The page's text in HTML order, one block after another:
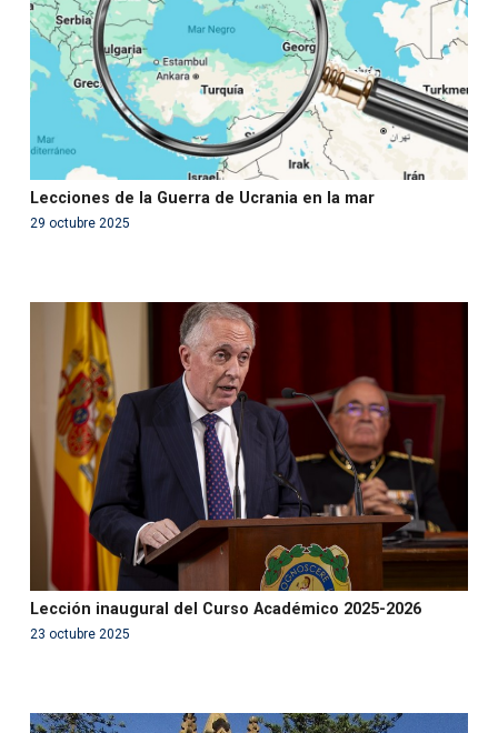
on line99
Lecciones de la Guerra de Ucrania en la mar
29 octubre 2025
Warning: Use of undefined constant php - assumed
'php' (this will throw an Error in a future version of PHP)
/var/www/acami.es/wp-
content/themes/fundcami/page-publicaciones.php
on line99
Lección inaugural del Curso Académico 2025-2026
23 octubre 2025